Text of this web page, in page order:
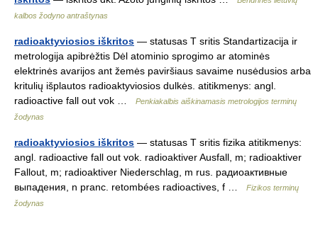
kalbos žodyno antraštynas
radioaktyviosios iškritos — statusas T sritis Standartizacija ir
metrologija apibrėžtis Dėl atominio sprogimo ar atominės
elektrinės avarijos ant žemės paviršiaus savaime nusėdusios arba
kritulių išplautos radioaktyviosios dulkės. atitikmenys: angl.
radioactive fall out vok …
Penkiakalbis aiškinamasis metrologijos terminų
žodynas
radioaktyviosios iškritos — statusas T sritis fizika atitikmenys:
angl. radioactive fall out vok. radioaktiver Ausfall, m; radioaktiver
Fallout, m; radioaktiver Niederschlag, m rus. радиоактивные
выпадения, n pranc. retombées radioactives, f …
Fizikos terminų
žodynas